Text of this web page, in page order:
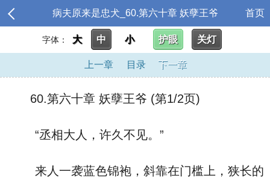
病夫原来是忠犬_60.第六十章 妖孽王爷 首页
字体： 大 中 小 护眼 关灯
上一章 目录 下一章
60.第六十章 妖孽王爷 (第1/2页)
“丞相大人，许久不见。”
来人一袭蓝色锦袍，斜靠在门槛上，狭长的